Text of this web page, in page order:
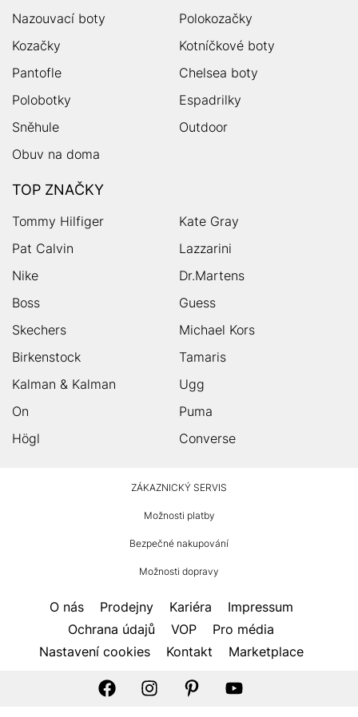
Nazouvací boty
Polokozačky
Kozačky
Kotníčkové boty
Pantofle
Chelsea boty
Polobotky
Espadrilky
Sněhule
Outdoor
Obuv na doma
TOP ZNAČKY
Tommy Hilfiger
Kate Gray
Pat Calvin
Lazzarini
Nike
Dr.Martens
Boss
Guess
Skechers
Michael Kors
Birkenstock
Tamaris
Kalman & Kalman
Ugg
On
Puma
Högl
Converse
ZÁKAZNICKÝ SERVIS
Možnosti platby
Bezpečné nakupování
Možnosti dopravy
O nás Prodejny Kariéra
Impressum
Ochrana údajů
VOP
Pro média
Nastavení cookies
Kontakt Marketplace